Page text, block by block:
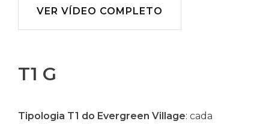
VER VÍDEO COMPLETO
T1 G
Tipologia T1 do Evergreen Village: cada